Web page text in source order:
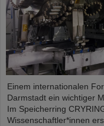
Einem internationalen
Darmstadt ein wichtiger
Im Speicherring
Wissenschaftler*innen